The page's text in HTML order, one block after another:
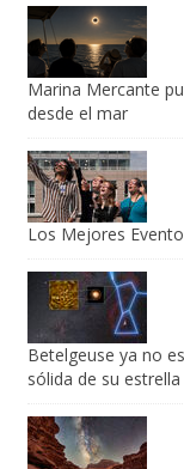
Marina Mercante
desde el mar
Los Mejores
Betelgeuse ya no
sólida de su